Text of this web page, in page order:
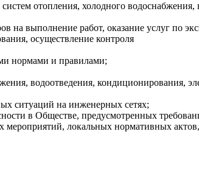
отопления, холодного
на выполнение работ, оказание услуг по
осуществление контроля
нормами и правилами;
водоотведения, кондиционирования,
ситуаций на инженерных сетях;
в Обществе, предусмотренных
мероприятий, локальных нормативных